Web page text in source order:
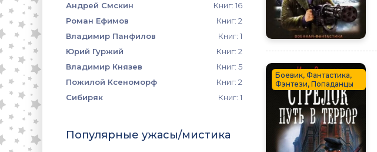
Андрей Смскин
Книг: 16
Роман Ефимов
Книг: 2
Владимир Панфилов
Книг: 1
Юрий Гуржий
Книг: 2
Владимир Князев
Книг: 5
Пожилой Ксеноморф
Книг: 2
Сибиряк
Книг: 1
Популярные ужасы/мистика
Боевик, Фантастика,
Фэнтези, Попаданцы